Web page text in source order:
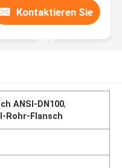
Kontaktieren Sie
uns
ANSI-DN100,
Rohr-Flansch